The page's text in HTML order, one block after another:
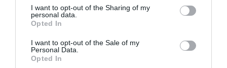
not limited to your visit or usage behaviour. You may click to
grant or deny consent to Google and its third-party tags to
use your data for below specified purposes in below Google
consent section.
I want to opt-out of the Sharing of my
personal data.
Opted In
I want to opt-out of the Sale of my
Personal Data.
Opted In
Címkék: recept, süti,brownie, mogyoró
Korábbi bejegyzések
HASONLÓ BEJEGYZÉSEK